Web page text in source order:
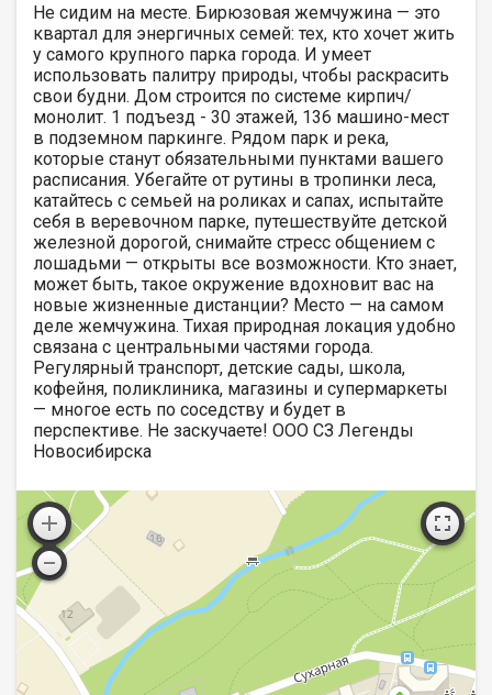
Не сидим на месте. Бирюзовая жемчужина — это
квартал для энергичных семей: тех, кто хочет жить
у самого крупного парка города. И умеет
использовать палитру природы, чтобы раскрасить
свои будни. Дом строится по системе кирпич/
монолит. 1 подъезд - 30 этажей, 136 машино-мест
в подземном паркинге. Рядом парк и река,
которые станут обязательными пунктами вашего
расписания. Убегайте от рутины в тропинки леса,
катайтесь с семьей на роликах и сапах, испытайте
себя в веревочном парке, путешествуйте детской
железной дорогой, снимайте стресс общением с
лошадьми — открыты все возможности. Кто знает,
может быть, такое окружение вдохновит вас на
новые жизненные дистанции? Место — на самом
деле жемчужина. Тихая природная локация удобно
связана с центральными частями города.
Регулярный транспорт, детские сады, школа,
кофейня, поликлиника, магазины и супермаркеты
— многое есть по соседству и будет в
перспективе. Не заскучаете! ООО СЗ Легенды
Новосибирска